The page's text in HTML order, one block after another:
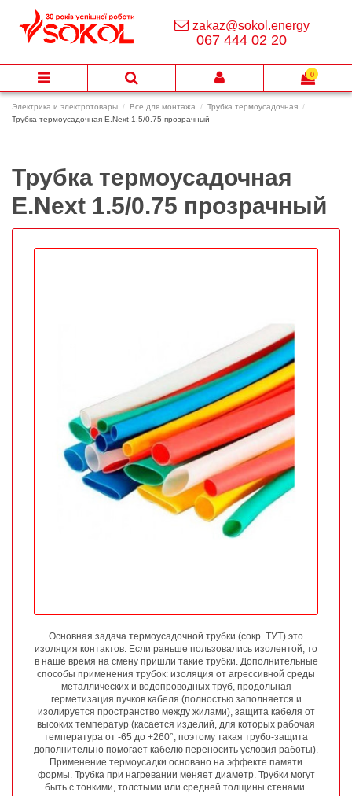
Электрика и электротовары Все для монтажа
Трубка термоусадочная
Трубка термоусадочная E.Next 1.5/0.75 прозрачный
Трубка термоусадочная
E.Next 1.5/0.75 прозрачный
Основная задача термоусадочной трубки (сокр. ТУТ) это
изоляция контактов. Если раньше пользовались изолентой, то
в наше время на смену пришли такие трубки. Дополнительные
способы применения трубок: изоляция от агрессивной среды
металлических и водопроводных труб, продольная
герметизация пучков кабеля (полностью заполняется и
изолируется пространство между жилами), защита кабеля от
высоких температур (касается изделий, для которых рабочая
температура от -65 до +260°, поэтому такая трубо-защита
дополнительно помогает кабелю переносить условия работы).
Применение термоусадки основано на эффекте памяти
формы. Трубка при нагревании меняет диаметр. Трубки могут
быть с тонкими, толстыми или средней толщины стенами.
zakaz@sokol.energy
067 444 02 20
0